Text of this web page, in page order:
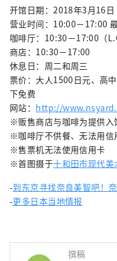
开馆日期：2018年3月16日
营业时间：10:00－17:00
咖啡厅：10:30－17:00（
商店：10:30－17:00
休息日：周二和周三
票价：大人1500日元、高
下免费
网站： http://
※贩售商店与咖啡为提供入
※咖啡厅不供餐、无法用信
※售票机无法使用信用卡
※首图摄于十和田市现代美
-到东京寻找奈良美智吧！
-更多日本当地情报
撰稿